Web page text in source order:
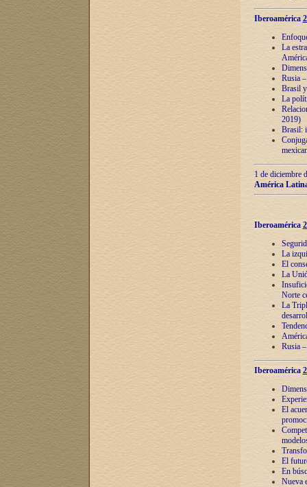
Iberoamérica
La
Rusia
Brasil
La
2019)
Brasil:
1 de diciembre
América
Iberoamérica
La
El
La
Norte
La
Rusia
Iberoamérica
El
El
En
Nueva